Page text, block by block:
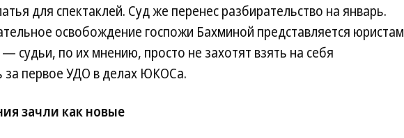
для спектаклей. Суд же перенес разбирательство на январь.
освобождение госпожи Бахминой представляется юристам
судьи, по их мнению, просто не захотят взять на себя
за первое УДО в делах ЮКОСа.
зачли как новые